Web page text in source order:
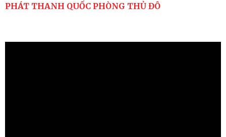
PHÁT THANH QUỐC PHÒNG THỦ ĐÔ